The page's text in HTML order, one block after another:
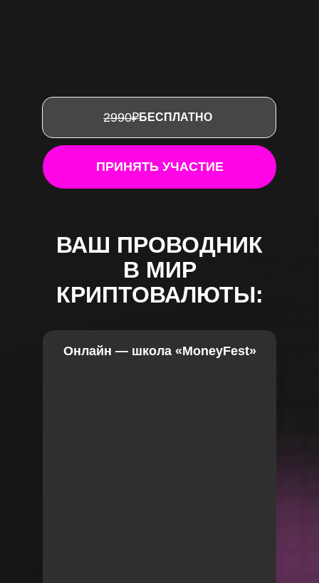
2990₽БЕСПЛАТНО
ПРИНЯТЬ УЧАСТИЕ
Онлайн — школа «MoneyFest»
ВАШ ПРОВОДНИК
В МИР
КРИПТОВАЛЮТЫ: